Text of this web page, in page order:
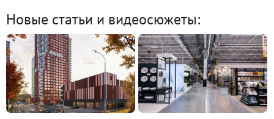
Новые статьи и видеосюжеты: